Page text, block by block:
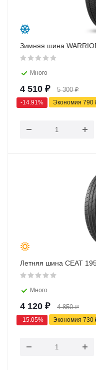
Зимняя шина
Много
4 510 ₽ 5 300₽
-14.91% Экономия 790
Летняя шина CEAT
Много
4 120 ₽ 4 850₽
-15.05% Экономия 730